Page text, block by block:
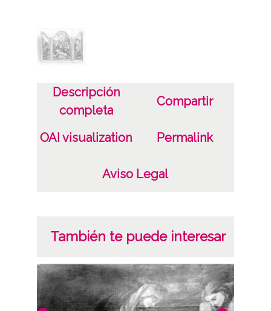
figura de Cristo triunfante sobre el sepulcro
con banderola y manto de amplios vuelos
expuesto en el Museo de Bellas Artes
El Descendimiento, la Sepultura y la
Plata;
Fecha
19400101
Descripción
completa
Compartir
OAI visualization Permalink
Aviso Legal
También te puede interesar